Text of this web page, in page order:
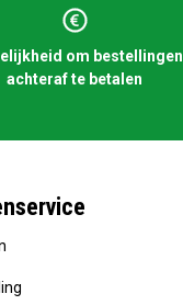
om bestellingen
achteraf te betalen